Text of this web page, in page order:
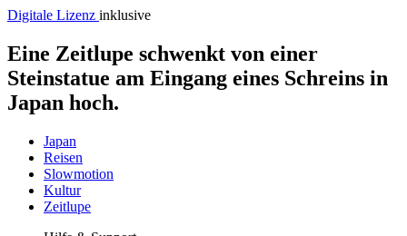
Digitale Lizenz inklusive
Eine Zeitlupe schwenkt von einer
Steinstatue am Eingang eines Schreins in
Japan hoch.
Japan
Reisen
Slowmotion
Kultur
Zeitlupe